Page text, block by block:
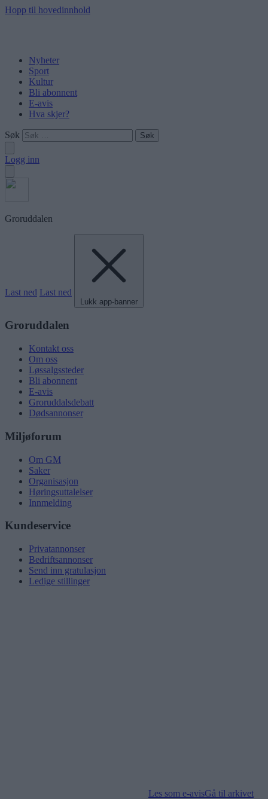
Hopp til hovedinnhold
Nyheter
Sport
Kultur
Bli abonnent
E-avis
Hva skjer?
Søk
Logg inn
Groruddalen
Last ned Last ned
Lukk app-banner
Groruddalen
Kontakt oss
Om oss
Løssalgssteder
Bli abonnent
E-avis
Groruddalsdebatt
Dødsannonser
Miljøforum
Om GM
Saker
Organisasjon
Høringsuttalelser
Innmelding
Kundeservice
Privatannonser
Bedriftsannonser
Send inn gratulasjon
Ledige stillinger
Les som e-avisGå til arkivet